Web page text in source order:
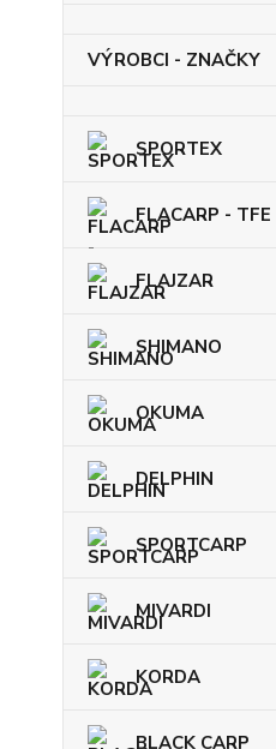
VÝROBCI - ZNAČKY
SPORTEX
FLACARP - TFE
FLAJZAR
SHIMANO
OKUMA
DELPHIN
SPORTCARP
MIVARDI
KORDA
BLACK CARP